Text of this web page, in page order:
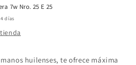
7w Nro. 25 E 25
días
huilenses, te ofrece máxima